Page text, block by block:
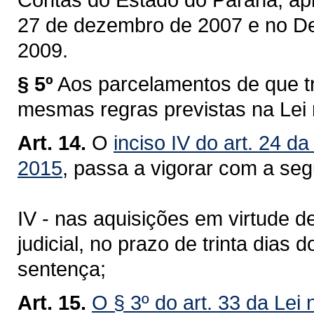
27 de dezembro de 2007 e no
2009.
§ 5º Aos parcelamentos de que
mesmas regras previstas na Lei
Art. 14. O inciso IV do art. 24
2015, passa a vigorar com a
IV - nas aquisições em virtude
judicial, no prazo de trinta dias
sentença;
Art. 15. O § 3º do art. 33 da Lei